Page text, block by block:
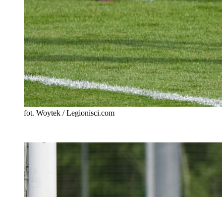
fot. Woytek / Legionisci.com